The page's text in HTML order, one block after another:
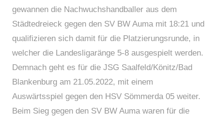
gewannen die Nachwuchshandballer aus dem
Städtedreieck gegen den SV BW Auma mit 18:21 und
qualifizieren sich damit für die Platzierungsrunde, in
welcher die Landesligaränge 5-8 ausgespielt werden.
Demnach geht es für die JSG Saalfeld/Könitz/Bad
Blankenburg am 21.05.2022, mit einem
Auswärtsspiel gegen den HSV Sömmerda 05 weiter.
Beim Sieg gegen den SV BW Auma waren für die